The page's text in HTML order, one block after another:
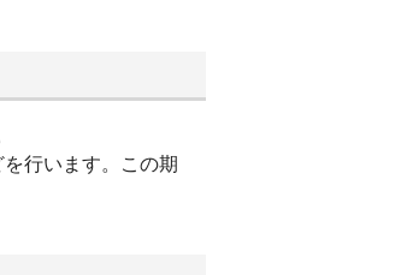
行います。この期